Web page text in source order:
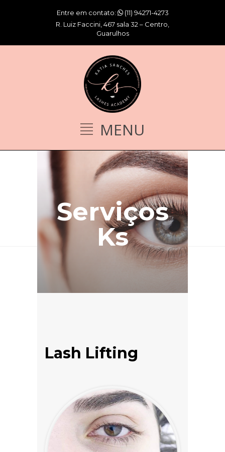
Entre em contato:
(11) 94271-4273
R. Luiz Faccini, 467 sala 32 – Centro,
Guarulhos
Serviços
Ks
Lash Lifting